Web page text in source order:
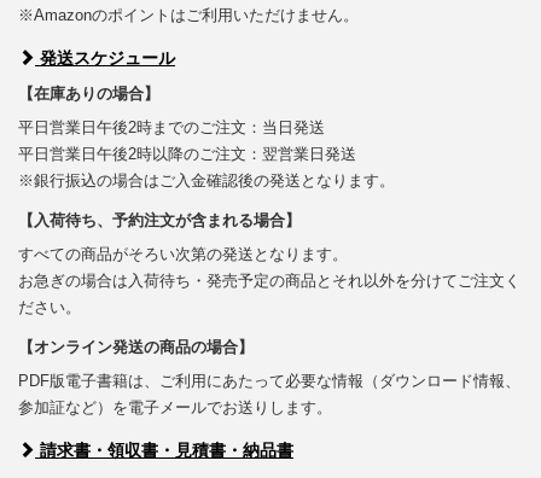
※Amazonのポイントはご利用いただけません。
発送スケジュール
【在庫ありの場合】
平日営業日午後2時までのご注文：当日発送
平日営業日午後2時以降のご注文：翌営業日発送
※銀行振込の場合はご入金確認後の発送となります。
【入荷待ち、予約注文が含まれる場合】
すべての商品がそろい次第の発送となります。
お急ぎの場合は入荷待ち・発売予定の商品とそれ以外を分けてご注文く
ださい。
【オンライン発送の商品の場合】
PDF版電子書籍は、ご利用にあたって必要な情報（ダウンロード情報、
参加証など）を電子メールでお送りします。
請求書・領収書・見積書・納品書